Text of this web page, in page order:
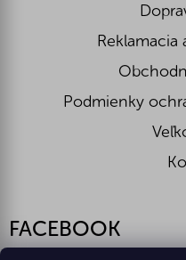
Reklamacia
Podmienky
FACEBOOK